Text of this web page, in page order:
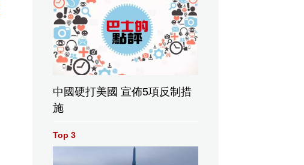
中國硬打美國 宣佈5項反制措
施
Top 3